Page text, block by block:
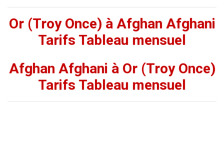
Or (Troy Once) à Afghan Afghani
Tarifs Tableau mensuel
Afghan Afghani à Or (Troy Once)
Tarifs Tableau mensuel